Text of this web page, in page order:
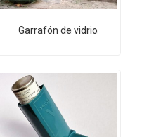
Garrafón de vidrio